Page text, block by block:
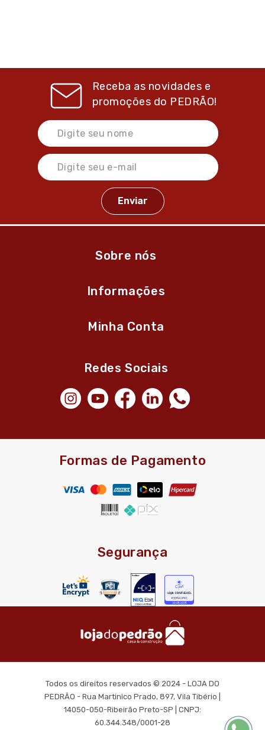
Receba as novidades e
promoções do PEDRÃO!
Sobre nós
Informações
Minha Conta
Redes Sociais
Formas de Pagamento
Segurança
Todos os direitos reservados © 2024 - LOJA DO
PEDRÃO - Rua Martinico Prado, 897, Vila Tibério |
14050-050-Ribeirão Preto-SP | CNPJ:
60.344.348/0001-28